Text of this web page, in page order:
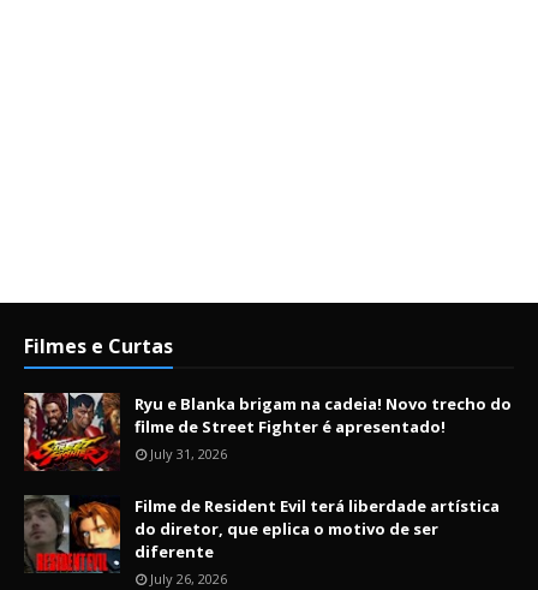
Filmes e Curtas
Ryu e Blanka brigam na cadeia! Novo trecho do
filme de Street Fighter é apresentado!
July 31, 2026
Filme de Resident Evil terá liberdade artística
do diretor, que eplica o motivo de ser
diferente
July 26, 2026